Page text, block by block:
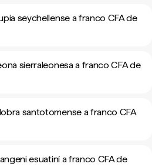
seychellense a franco CFA de
sierraleonesa a franco CFA de
santotomense a franco CFA
esuatiní a franco CFA de